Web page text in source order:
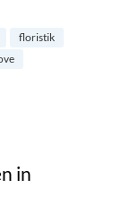
in
floristik
in